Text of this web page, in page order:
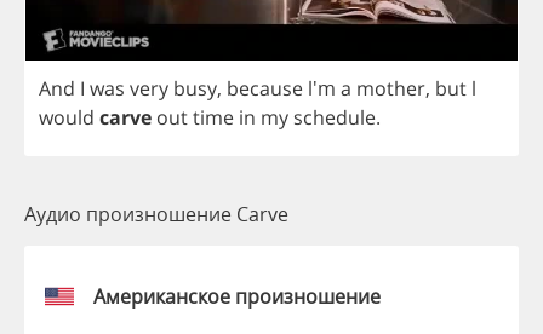
And I was very busy, because l'm a mother, but l
would carve outtime in my schedule.
Аудио произношение Carve
Американское произношение